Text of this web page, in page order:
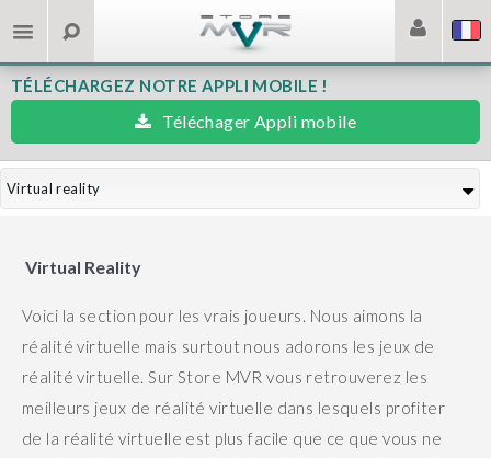
TÉLÉCHARGEZ NOTRE APPLI MOBILE !
Téléchager Appli mobile
Virtual reality
Virtual Reality
Voici la section pour les vrais joueurs. Nous aimons la
réalité virtuelle mais surtout nous adorons les jeux de
réalité virtuelle.Sur Store MVR vous retrouverez les
meilleurs jeux de réalité virtuelle dans lesquels profiter
de la réalité virtuelle est plus facile que ce que vous ne